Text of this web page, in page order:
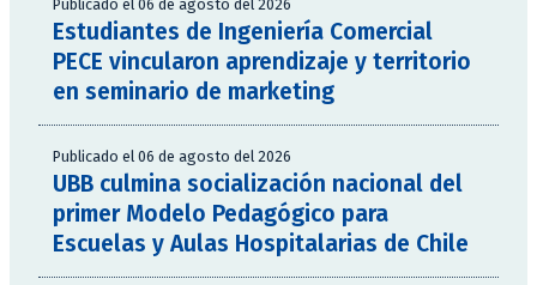
Publicado el 06 de agosto del 2026
Estudiantes de Ingeniería Comercial
PECE vincularon aprendizaje y territorio
en seminario de marketing
Publicado el 06 de agosto del 2026
UBB culmina socialización nacional del
primer Modelo Pedagógico para
Escuelas y Aulas Hospitalarias de Chile